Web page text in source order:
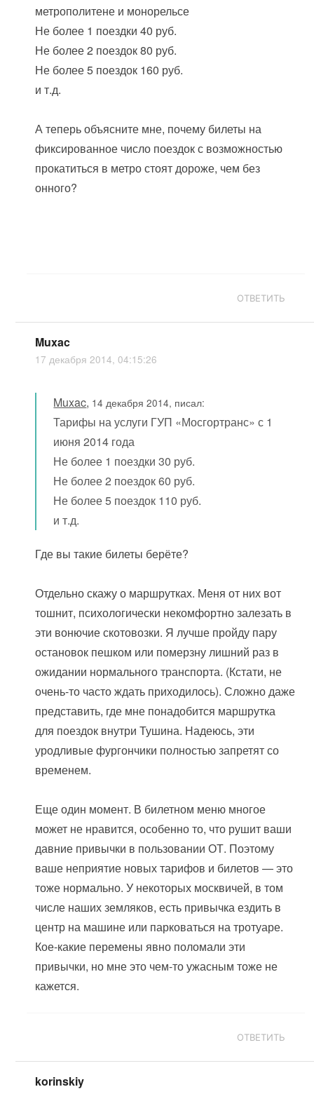
метрополитене и монорельсе
Не более 1 поездки 40 руб.
Не более 2 поездок 80 руб.
Не более 5 поездок 160 руб.
и т.д.
А теперь объясните мне, почему билеты на
фиксированное число поездок с возможностью
прокатиться в метро стоят дороже, чем без
онного?
ОТВЕТИТЬ
Muxac
17 декабря 2014, 04:15:26
Muxac, 14 декабря 2014, писал:
Тарифы на услуги ГУП «Мосгортранс» с 1
июня 2014 года
Не более 1 поездки 30 руб.
Не более 2 поездок 60 руб.
Не более 5 поездок 110 руб.
и т.д.
Где вы такие билеты берёте?
Отдельно скажу о маршрутках. Меня от них вот
тошнит, психологически некомфортно залезать в
эти вонючие скотовозки. Я лучше пройду пару
остановок пешком или померзну лишний раз в
ожидании нормального транспорта. (Кстати, не
очень-то часто ждать приходилось). Сложно даже
представить, где мне понадобится маршрутка
для поездок внутри Тушина. Надеюсь, эти
уродливые фургончики полностью запретят со
временем.
Еще один момент. В билетном меню многое
может не нравится, особенно то, что рушит ваши
давние привычки в пользовании ОТ. Поэтому
ваше неприятие новых тарифов и билетов — это
тоже нормально. У некоторых москвичей, в том
числе наших земляков, есть привычка ездить в
центр на машине или парковаться на тротуаре.
Кое-какие перемены явно поломали эти
привычки, но мне это чем-то ужасным тоже не
кажется.
ОТВЕТИТЬ
korinskiy